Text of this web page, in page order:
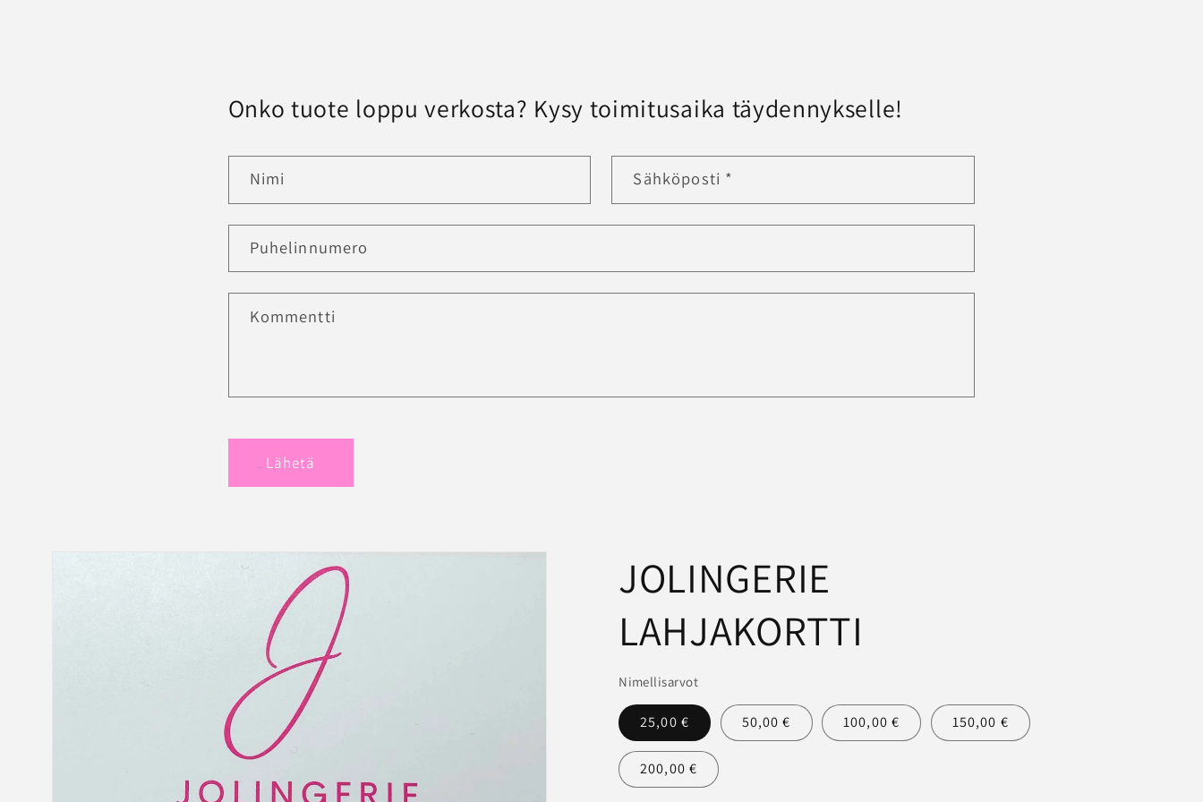
Onko tuote loppu verkosta? Kysy toimitusaika täydennykselle!
Nimi Sähköposti *
Puhelinnumero
Kommentti
Lähetä
JOLINGERIE
LAHJAKORTTI
Nimellisarvot
25,00 € 50,00 € 100,00 € 150,00 €
200,00 €